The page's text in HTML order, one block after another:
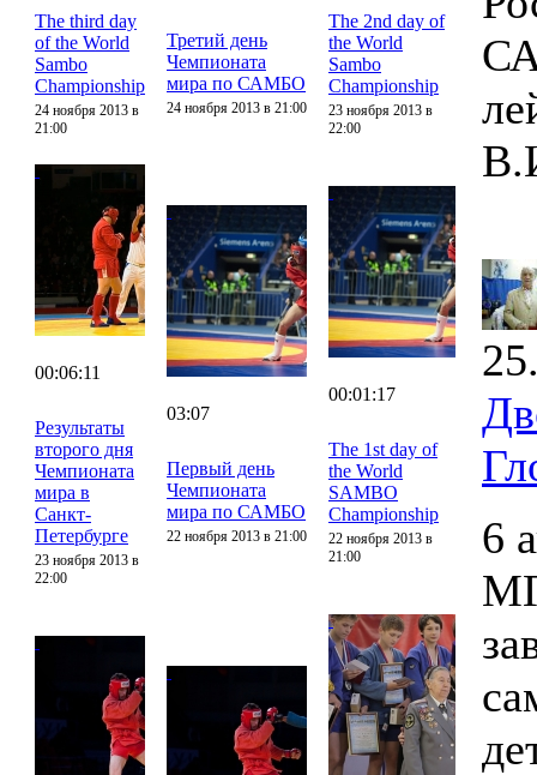
The third day
of the World
Sambo
Championship
24 ноября 2013 в
21:00
Третий день
Чемпионата
мира по САМБО
24 ноября 2013 в 21:00
The 2nd day of
the World
Sambo
Championship
23 ноября 2013 в
22:00
00:06:11
Результаты
второго дня
Чемпионата
мира в
Санкт-
Петербурге
23 ноября 2013 в
22:00
03:07
Первый день
Чемпионата
мира по САМБО
22 ноября 2013 в 21:00
00:01:17
The 1st day of
the World
SAMBO
Championship
22 ноября 2013 в
21:00
6